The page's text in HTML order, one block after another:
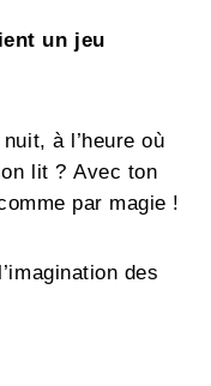
un jeu
à l’heure où
lit ? Avec ton
par magie !
des